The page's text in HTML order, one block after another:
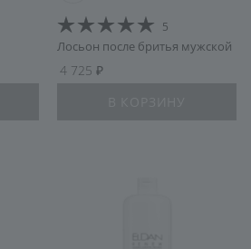
5
Лосьон после бритья мужской
4 725